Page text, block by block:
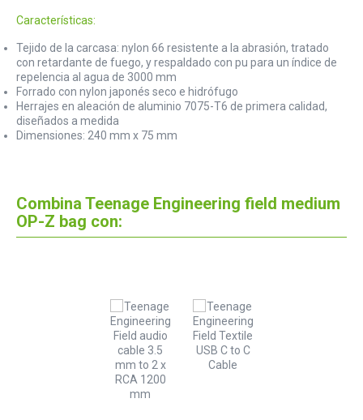
Características:
Tejido de la carcasa: nylon 66 resistente a la abrasión, tratado
con retardante de fuego, y respaldado con pu para un índice de
repelencia al agua de 3000 mm
Forrado con nylon japonés seco e hidrófugo
Herrajes en aleación de aluminio 7075-T6 de primera calidad,
diseñados a medida
Dimensiones: 240 mm x 75 mm
Combina Teenage Engineering field medium
OP-Z bag con: